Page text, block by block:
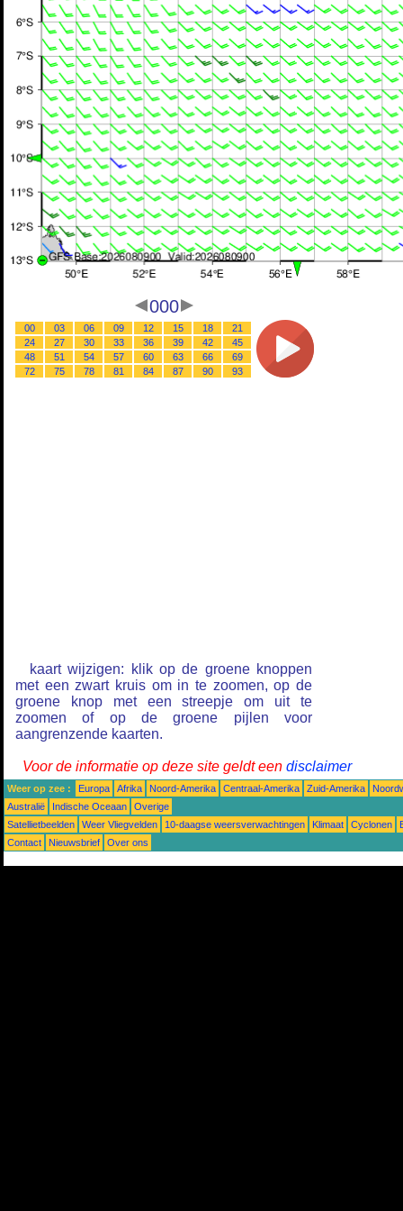
000
00 03 06 09 12 15 18
21
24
27 30 33 36 39 42
45
48
51 54 57 60 63 66
69
72
75 78 81 84 87 90 93
kaart wijzigen: klik op de groene knoppen
met een zwart kruis om in te zoomen, op de
groene knop met een streepje om uit te
zoomen of op de groene pijlen voor
aangrenzende kaarten.
Voor de informatie op deze site geldt een disclaimer
Weer op zee : Europa Afrika Noord-Amerika Centraal-Amerika Zuid-Amerika
Australië
Indische Oceaan
Overige
Satellietbeelden
Weer Vliegvelden 10-daagse weersverwachtingen Klimaat Cyclonen
Contact
Nieuwsbrief Over ons